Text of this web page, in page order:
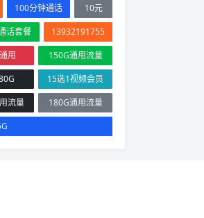
100分钟通话
10元
话套餐
13932191755
用
150G通用流量
15选1视频会员
流量
180G通用流量